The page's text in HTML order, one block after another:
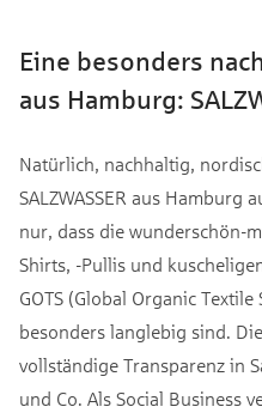
Eine besonders
aus Hamburg:
Natürlich, nachhaltig,
SALZWASSER aus Hamburg
nur, dass die wunderschön-
Shirts, -Pullis und
GOTS (Global Organic
besonders langlebig sind.
vollständige Transparenz in
und Co. Als Social Business